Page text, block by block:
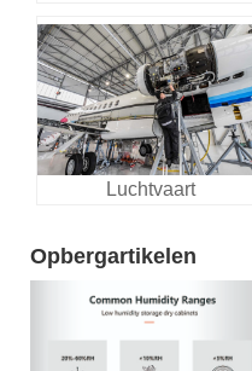
Luchtvaart
Opbergartikelen